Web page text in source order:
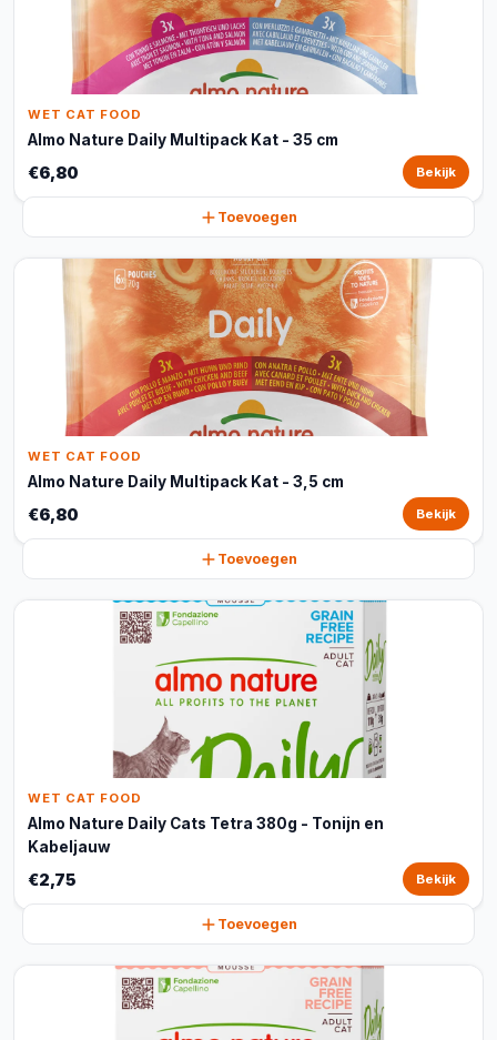
WET CAT FOOD
Almo Nature Daily Multipack Kat - 35 cm
€6,80 Bekijk
Toevoegen
WET CAT FOOD
Almo Nature Daily Multipack Kat - 3,5 cm
€6,80 Bekijk
Toevoegen
WET CAT FOOD
Almo Nature Daily Cats Tetra 380g - Tonijn en
Kabeljauw
€2,75 Bekijk
Toevoegen